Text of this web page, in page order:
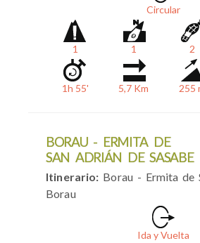
Circular
1 1 2
1h 55' 5,7 Km 255
BORAU - ERMITA DE
SAN ADRIÁN DE SASABE
Itinerario: Borau - Ermita de
Borau
Ida y Vuelta